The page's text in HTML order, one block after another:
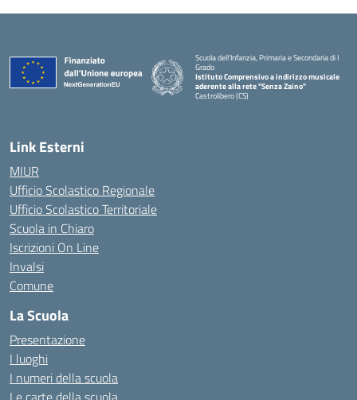
Scuola dell'Infanzia, Primaria e Secondaria di I
Grado
Istituto Comprensivo a indirizzo musicale
aderente alla rete "Senza Zaino"
Castrolibero (CS)
Link Esterni
MIUR
Ufficio Scolastico Regionale
Ufficio Scolastico Territoriale
Scuola in Chiaro
Iscrizioni On Line
Invalsi
Comune
La Scuola
Presentazione
I luoghi
I numeri della scuola